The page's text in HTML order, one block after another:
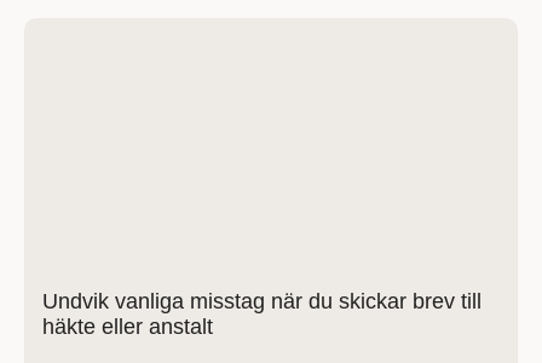
Undvik vanliga misstag när du skickar brev till
häkte eller anstalt